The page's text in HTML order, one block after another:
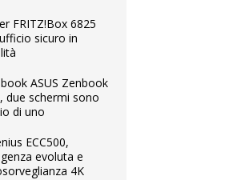
FRITZ!Box 6825
sicuro in
ASUS Zenbook
due schermi sono
di uno
ECC500,
evoluta e
4K